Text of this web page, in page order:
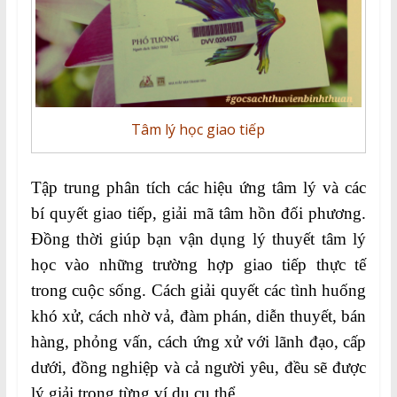
Tâm lý học giao tiếp
Tập trung phân tích các hiệu ứng tâm lý và các
bí quyết giao tiếp, giải mã tâm hồn đối phương.
Đồng thời giúp bạn vận dụng lý thuyết tâm lý
học vào những trường hợp giao tiếp thực tế
trong cuộc sống. Cách giải quyết các tình huống
khó xử, cách nhờ vả, đàm phán, diễn thuyết, bán
hàng, phỏng vấn, cách ứng xử với lãnh đạo, cấp
dưới, đồng nghiệp và cả người yêu, đều sẽ được
lý giải trong từng ví dụ cụ thể.